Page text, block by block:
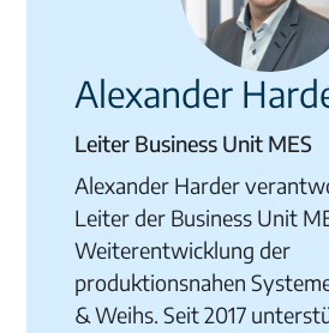
Alexander
Leiter Business Unit MES
Alexander Harder
Leiter der Business Unit
Weiterentwicklung der
produktionsnahen
& Weihs. Seit 2017